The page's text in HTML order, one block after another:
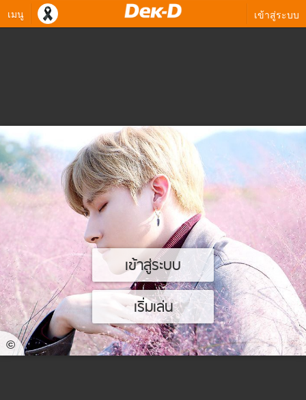
เมนู เข้าสู่ระบบ
เข้าสู่ระบบ
เริ่มเล่น
©